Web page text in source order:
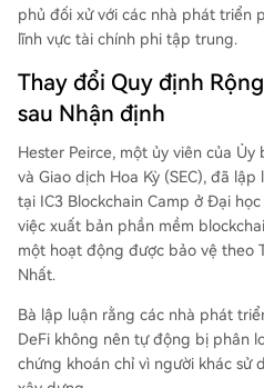
EC được thiết kế xung quanh
gian truyền thống và có thể
n đây, SEC cũng đã đưa ra
một số giao diện người dùng
bị coi là nhà môi giới theo định
yền thống. Điều này, cùng với
Peirce và kế hoạch chiến lược
ông nghệ blockchain là ưu tiên
y cơ quan này đang nỗ lực điều
iới quy định trong không gian
phủ đối xử với các nhà phát triển
lĩnh vực tài chính phi tập trung.
Thay đổi Quy định
sau Nhận định
Hester Peirce, một ủy viên của Ủy
và Giao dịch Hoa Kỳ (SEC), đã lập
tại IC3 Blockchain Camp ở Đại
việc xuất bản phần mềm
một hoạt động được bảo vệ theo
Nhất.
Bà lập luận rằng các nhà phát
DeFi không nên tự động bị phân
chứng khoán chỉ vì người khác sử